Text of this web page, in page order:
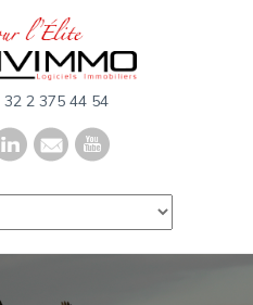
2 375 44 54